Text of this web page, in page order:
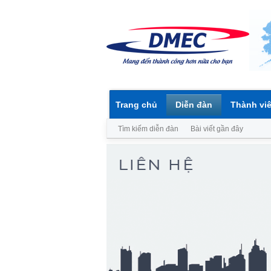
Trang chủ Diễn đàn
Tìm kiếm diễn đàn Bài viết gần đây
Thành